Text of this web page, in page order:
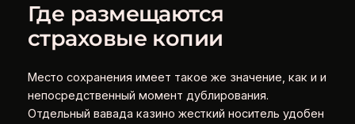
Где размещаются
страховые копии
Место сохранения имеет такое же значение, как и и
непосредственный момент дублирования.
Отдельный вавада казино жесткий носитель удобен